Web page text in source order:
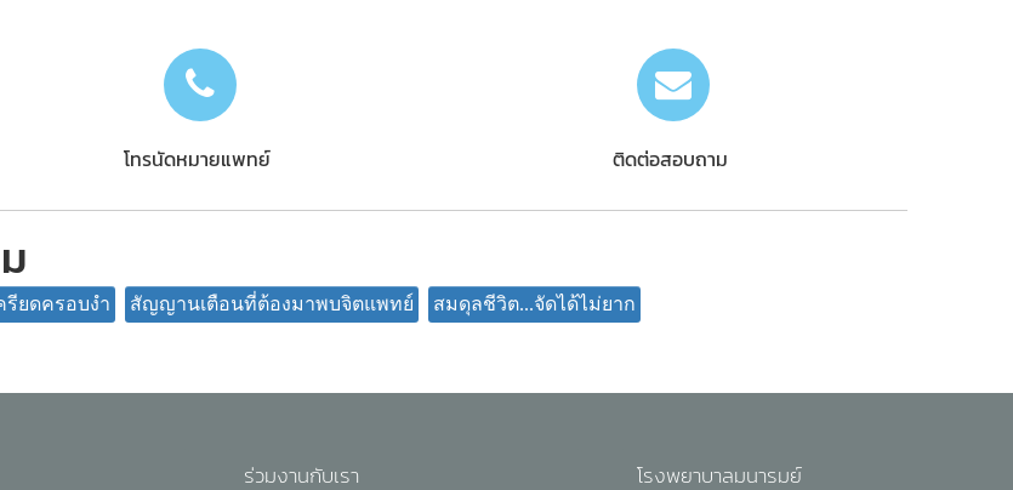
โทรนัดหมายแพทย์ ติดต่อสอบถาม
รียดครอบงำ สัญญานเตือนที่ต้องมาพบจิตแพทย์ สมดุลชีวิต...จัดได้ไม่ยาก
ร่วมงานกับเรา
โรงพยาบาลมนารมย์